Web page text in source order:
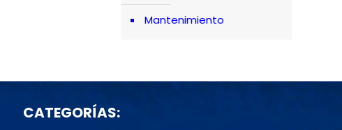
Mantenimiento
CATEGORÍAS: